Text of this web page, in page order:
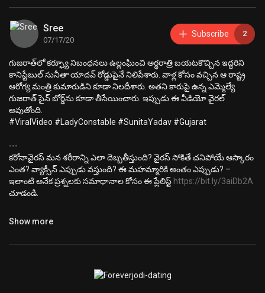
Sree
07/17/20
Subscribe 2
గుజరాత్‌లో కర్ఫ్యూ నిబంధనలు ఉల్లంఘించి అర్థరాత్రి బయటకొచ్చిన ఇద్దరిని
కానిస్టేబుల్ సునీతా యాదవ్ రోడ్డుపైనే నిలిపేశారు. వాళ్ల కోసం వచ్చిన ఆ రాష్ట్ర
ఆరోగ్య మంత్రి కుమారుడిని కూడా నిలదీశారు. అతని కారుపై ఉన్న ఎమ్మెల్యే
గుజరాత్ సైన్ బోర్డ్‌ను కూడా తీసేయించారు. ఇప్పుడు ఈ వీడియో వైరల్
అవుతోంది.
#ViralVideo #LadyConstable #SunitaYadav #Gujarat
---
కరోనావైరస్‌ మన శరీరాన్ని ఎలా దెబ్బతీస్తుంది? వైరస్ సోకితే చనిపోయే ఆస్కారం
ఎంత? వ్యాక్సీన్ ఎప్పుడు వస్తుంది? ఈ మహమ్మారికి అంతం ఎప్పుడు? –
ఇలాంటి అనేక ప్రశ్నలకు సమాధానాల కోసం ఈ ప్లేలిస్ట్ https://bit.ly/3aiDb2A
చూడండి.
కరోనావైరస్‌ ఆంధ్రప్రదేశ్, తెలంగాణ రాష్ట్రాల్లో, భారతదేశంలో ఎలా వ్యాపిస్తోంది?
ఫేస్‌బుక్, ఇన్‌స్టాగ్రామ్, ట్విటర్‌లలో బీబీసీ తెలుగును ఫాలో అవ్వండి.
Show more